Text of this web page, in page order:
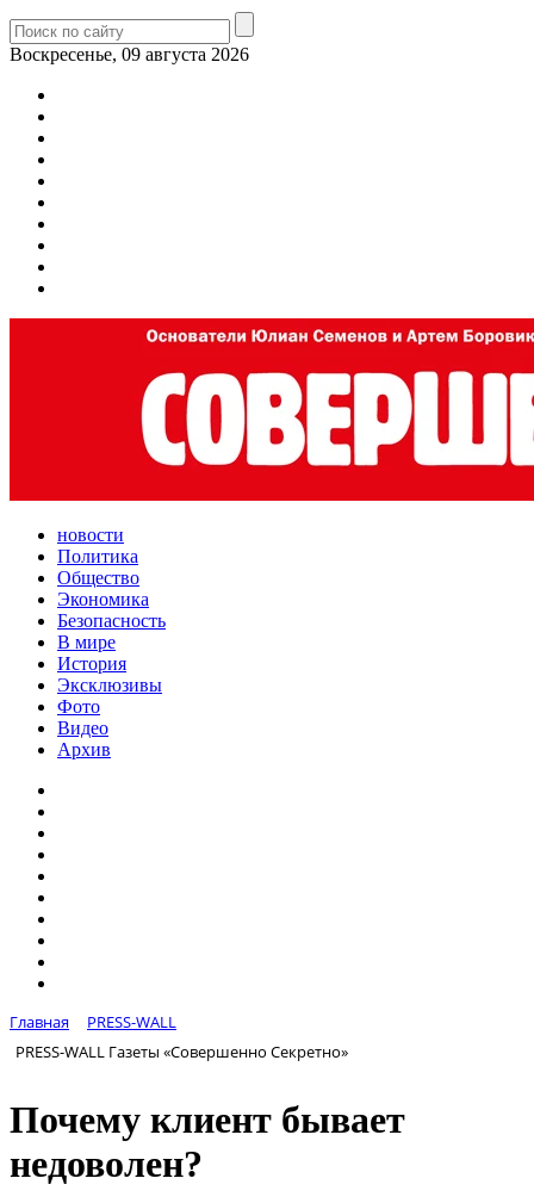
Воскресенье, 09 августа 2026
новости
Политика
Общество
Экономика
Безопасность
В мире
История
Эксклюзивы
Фото
Видео
Архив
Главная
PRESS-WALL
PRESS-WALL Газеты «Совершенно Секретно»
Почему клиент бывает
недоволен?